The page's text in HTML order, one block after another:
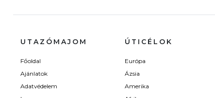
UTAZÓMAJOM
Főoldal
Ajánlatok
Adatvédelem
ÚTICÉLOK
Európa
Ázsia
Amerika